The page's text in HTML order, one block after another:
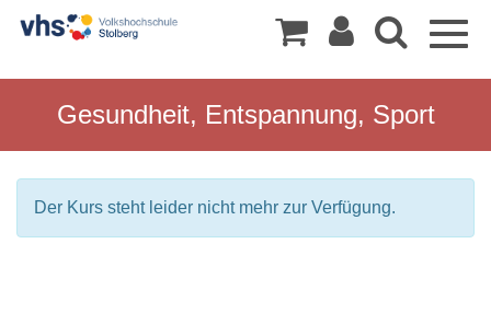
Gesundheit, Entspannung, Sport
Der Kurs steht leider nicht mehr zur Verfügung.